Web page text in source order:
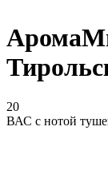
20
ВАС с нотой